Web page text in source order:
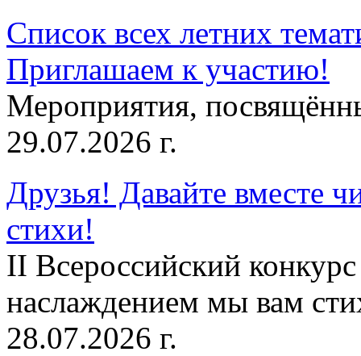
Список всех летних
Приглашаем к участию!
Мероприятия,
29.07.2026 г.
Друзья! Давайте вместе
стихи!
II Всероссийский
наслаждением мы вам
28.07.2026 г.